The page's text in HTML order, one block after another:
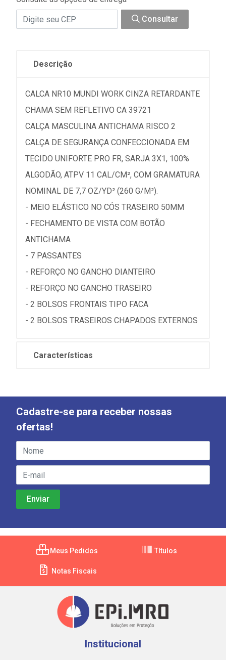
Consultar
Descrição
CALCA NR10 MUNDI WORK CINZA RETARDANTE
CHAMA SEM REFLETIVO CA 39721
CALÇA MASCULINA ANTICHAMA RISCO 2
CALÇA DE SEGURANÇA CONFECCIONADA EM
TECIDO UNIFORTE PRO FR, SARJA 3X1, 100%
ALGODÃO, ATPV 11 CAL/CM², COM GRAMATURA
NOMINAL DE 7,7 OZ/YD² (260 G/M²).
- MEIO ELÁSTICO NO CÓS TRASEIRO 50MM
- FECHAMENTO DE VISTA COM BOTÃO
ANTICHAMA
- 7 PASSANTES
- REFORÇO NO GANCHO DIANTEIRO
- REFORÇO NO GANCHO TRASEIRO
- 2 BOLSOS FRONTAIS TIPO FACA
- 2 BOLSOS TRASEIROS CHAPADOS EXTERNOS
Características
Cadastre-se para receber nossas
ofertas!
Meus Pedidos Títulos
Notas Fiscais
Institucional